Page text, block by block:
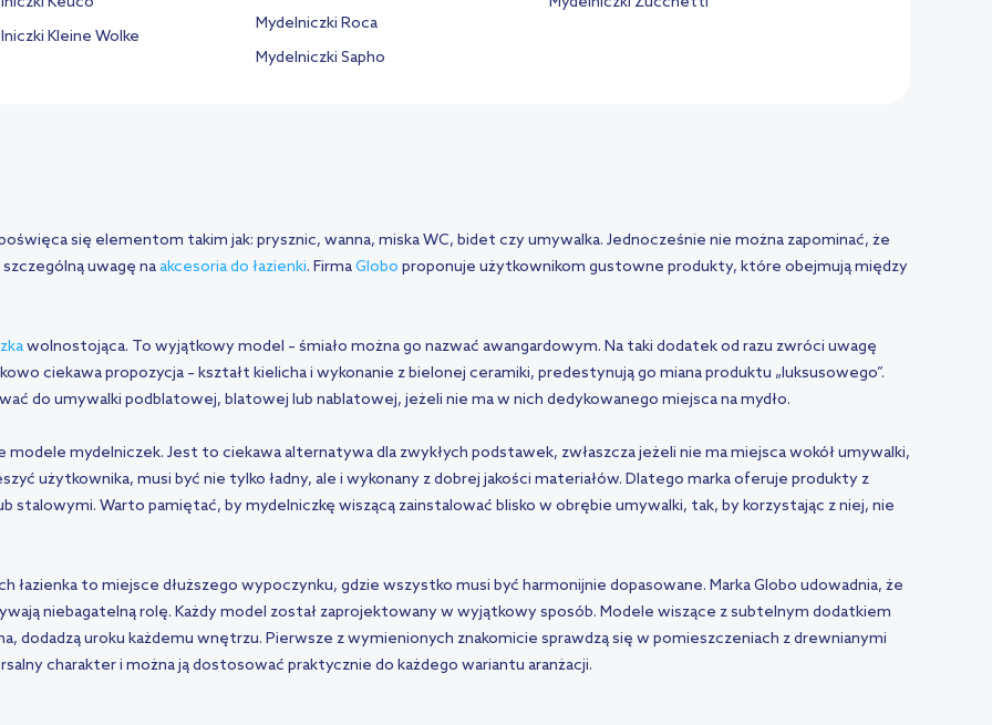
Kleine Wolke
Mydelniczki Roca
Mydelniczki Sapho
się elementom takim jak: prysznic, wanna, miska WC, bidet czy umywalka. Jednocześnie nie można zapominać, że
uwagę naakcesoria do łazienki. FirmaGlobo proponuje użytkownikom gustowne produkty, które obejmują między
wolnostojąca. To wyjątkowy model – śmiało można go nazwać awangardowym. Na taki dodatek od razu zwróci uwagę
ciekawa propozycja – kształt kielicha i wykonanie z bielonej ceramiki, predestynują go miana produktu „luksusowego”.
do umywalki podblatowej, blatowej lub nablatowej, jeżeli nie ma w nich dedykowanego miejsca na mydło.
mydelniczek. Jest to ciekawa alternatywa dla zwykłych podstawek, zwłaszcza jeżeli nie ma miejsca wokół umywalki,
użytkownika, musi być nie tylko ładny, ale i wykonany z dobrej jakości materiałów. Dlatego marka oferuje produkty z
Warto pamiętać, by mydelniczkę wiszącą zainstalować blisko w obrębie umywalki, tak, by korzystając z niej, nie
to miejsce dłuższego wypoczynku, gdzie wszystko musi być harmonijnie dopasowane. Marka Globo udowadnia, że
niebagatelną rolę. Każdy model został zaprojektowany w wyjątkowy sposób. Modele wiszące z subtelnym dodatkiem
dodadzą uroku każdemu wnętrzu. Pierwsze z wymienionych znakomicie sprawdzą się w pomieszczeniach z drewnianymi
charakter i można ją dostosować praktycznie do każdego wariantu aranżacji.